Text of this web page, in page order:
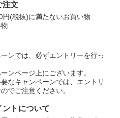
注文
円(税抜)に満たないお買い物
ンでは、必ずエントリーを行っ
ンページ上にございます。
なキャンペーンでは、エントリ
でご注意ください。
トについて